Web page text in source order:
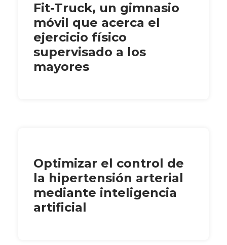
Fit-Truck, un gimnasio
móvil que acerca el
ejercicio físico
supervisado a los
mayores
Optimizar el control de
la hipertensión arterial
mediante inteligencia
artificial